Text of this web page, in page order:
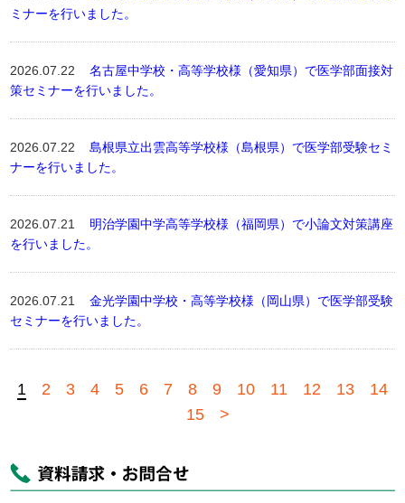
ミナーを行いました。
2026.07.22名古屋中学校・高等学校様（愛知県）で医学部面接対
策セミナーを行いました。
2026.07.22島根県立出雲高等学校様（島根県）で医学部受験セミ
ナーを行いました。
2026.07.21 明治学園中学高等学校様（福岡県）で小論文対策講座
を行いました。
2026.07.21金光学園中学校・高等学校様（岡山県）で医学部受験
セミナーを行いました。
1 2 3 4 5 6 7 8 9 10 11 12 13
14
15
>